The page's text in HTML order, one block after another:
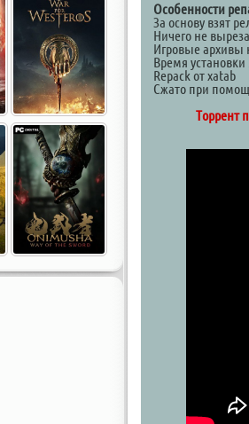
Особенности
За основу взят
Ничего не
Игровые архивы
Время
Repack от xatab
Сжато при
Торрент